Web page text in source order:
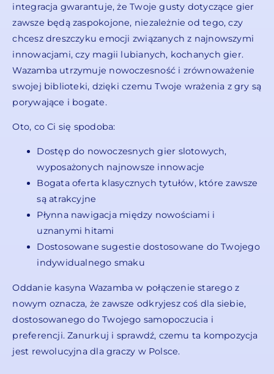
integracja gwarantuje, że Twoje gusty dotyczące gier
zawsze będą zaspokojone, niezależnie od tego, czy
chcesz dreszczyku emocji związanych z najnowszymi
innowacjami, czy magii lubianych, kochanych gier.
Wazamba utrzymuje nowoczesność i zrównoważenie
swojej biblioteki, dzięki czemu Twoje wrażenia z gry są
porywające i bogate.
Oto, co Ci się spodoba:
Dostęp do nowoczesnych gier slotowych,
wyposażonych najnowsze innowacje
Bogata oferta klasycznych tytułów, które zawsze
są atrakcyjne
Płynna nawigacja między nowościami i
uznanymi hitami
Dostosowane sugestie dostosowane do Twojego
indywidualnego smaku
Oddanie kasyna Wazamba w połączenie starego z
nowym oznacza, że zawsze odkryjesz coś dla siebie,
dostosowanego do Twojego samopoczucia i
preferencji. Zanurkuj i sprawdź, czemu ta kompozycja
jest rewolucyjna dla graczy w Polsce.